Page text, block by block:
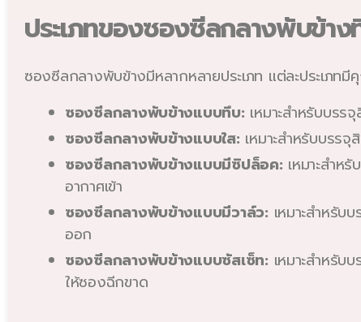
ประเภทของซองซีลกลางพับข้าง
ซองซีลกลางพับข้างมีหลากหลายประเภท แต่ละประเภ
ซองซีลกลางพับข้างแบบทึบ: เหมาะสำหรับบร
ซองซีลกลางพับข้างแบบใส: เหมาะสำหรับบรร
ซองซีลกลางพับข้างแบบมีซิปล็อค: เหมาะสำห
อากาศเข้า
ซองซีลกลางพับข้างแบบมีวาล์ว: เหมาะสำหรั
ออก
ซองซีลกลางพับข้างแบบซัสเซ็ท: เหมาะสำหรั
ให้ซองฉีกขาด